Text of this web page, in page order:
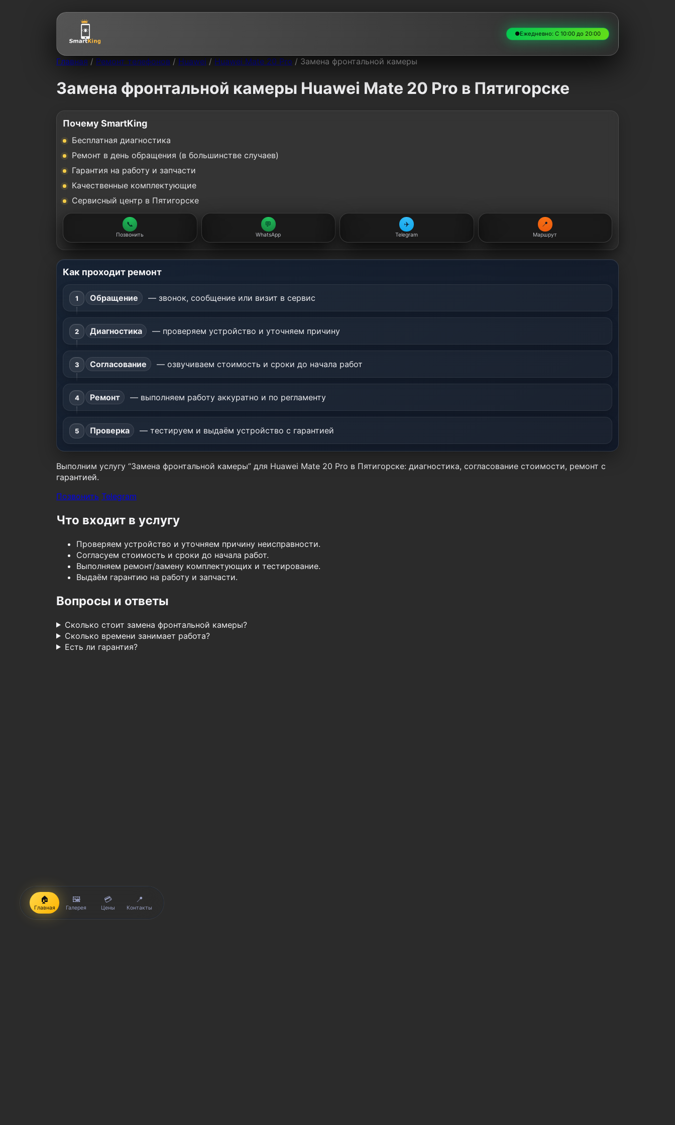
●Ежедневно: С 10:00 до 20:00
Главная / Ремонт телефонов / Huawei / Huawei Mate 20 Pro / Замена фронтальной камеры
Замена фронтальной камеры Huawei Mate 20 Pro в Пятигорске
Почему SmartKing
Бесплатная диагностика
Ремонт в день обращения (в большинстве случаев)
Гарантия на работу и запчасти
Качественные комплектующие
Сервисный центр в Пятигорске
📞
Позвонить
💬
WhatsApp
✈️
Telegram
📍
Маршрут
Как проходит ремонт
Обращение — звонок, сообщение или визит в сервис
Диагностика — проверяем устройство и уточняем причину
Согласование — озвучиваем стоимость и сроки до начала работ
Ремонт — выполняем работу аккуратно и по регламенту
Проверка — тестируем и выдаём устройство с гарантией
Выполним услугу “Замена фронтальной камеры” для Huawei Mate 20 Pro в Пятигорске: диагностика, согласование стоимости, ремонт с
гарантией.
Позвонить Telegram
Что входит в услугу
Проверяем устройство и уточняем причину неисправности.
Согласуем стоимость и сроки до начала работ.
Выполняем ремонт/замену комплектующих и тестирование.
Выдаём гарантию на работу и запчасти.
Вопросы и ответы
Сколько стоит замена фронтальной камеры?
Сколько времени занимает работа?
Есть ли гарантия?
🏠
Главная
🖼️
Галерея
💳
Цены
📍
Контакты